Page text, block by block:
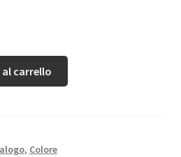
carrello
, Colore